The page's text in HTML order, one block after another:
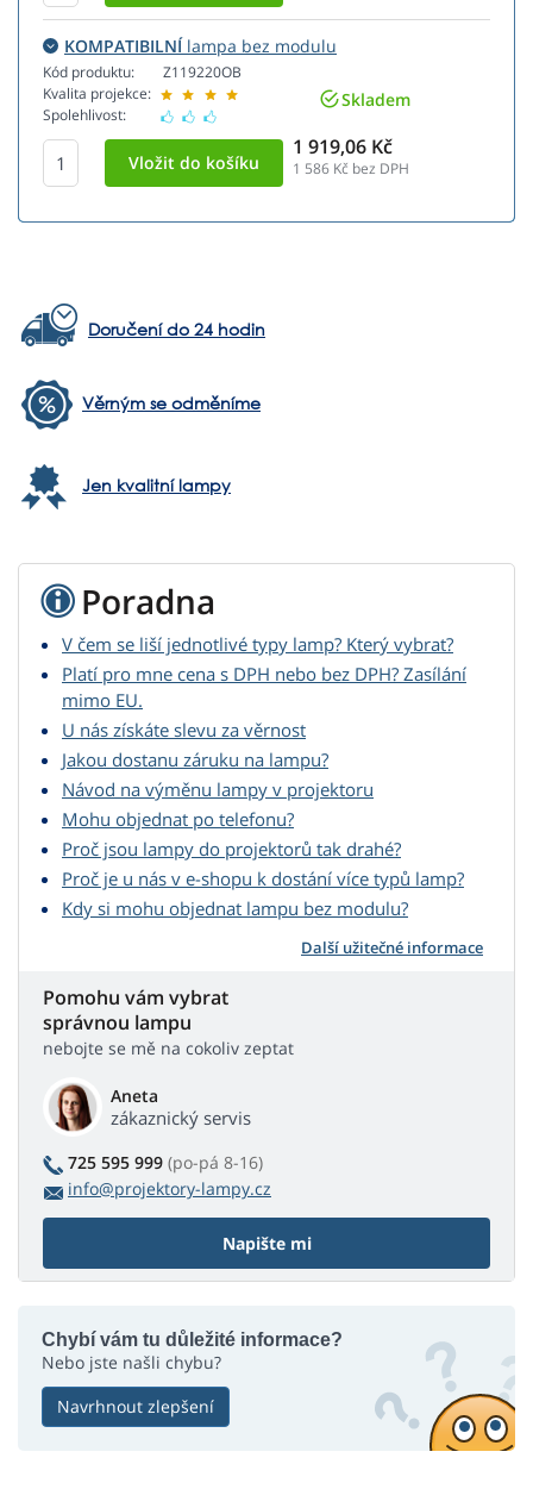
KOMPATIBILNÍlampa bez modulu
Kód produktu:
Kvalita projekce:
Spolehlivost:
Z119220OB
Skladem
1 919,06 Kč
1 586 Kč bez DPH
Doručení do 24 hodin
Věrným se odměníme
Jen kvalitní lampy
Poradna
V čem se liší jednotlivé typy lamp? Který vybrat?
Platí pro mne cena s DPH nebo bez DPH? Zasílání
mimo EU.
U nás získáte slevu za věrnost
Jakou dostanu záruku na lampu?
Návod na výměnu lampy v projektoru
Mohu objednat po telefonu?
Proč jsou lampy do projektorů tak drahé?
Proč je u nás v e-shopu k dostání více typů lamp?
Kdy si mohu objednat lampu bez modulu?
Další užitečné informace
Pomohu vám vybrat
správnou lampu
nebojte se mě na cokoliv zeptat
Aneta
zákaznický servis
725 595 999 (po-pá 8-16)
info@projektory-lampy.cz
Napište mi
Chybí vám tu důležité informace?
Nebo jste našli chybu?
Navrhnout zlepšení